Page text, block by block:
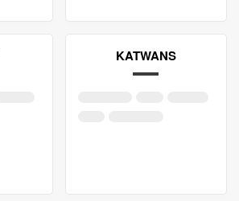
KATWANS